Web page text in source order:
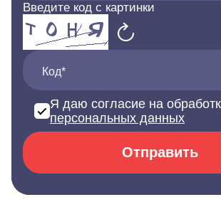
Введите код с картинки
Код*
Я даю согласие на
персональных данных
Отправить